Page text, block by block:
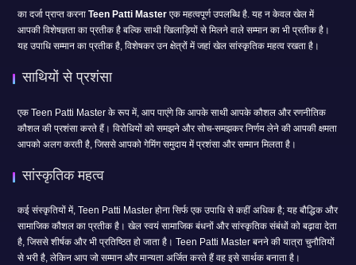
का दर्जा प्राप्त करनाTeen Patti Master एक महत्वपूर्ण उपलब्धि है. यह न केवल खेल में
आपकी विशेषज्ञता का प्रतीक है बल्कि साथी खिलाड़ियों से मिलने वाले सम्मान का भी प्रतीक है।
यह उपाधि सम्मान का प्रतीक है, विशेषकर उन क्षेत्रों में जहां खेल सांस्कृतिक महत्व रखता है।
साथियों से प्रशंसा
एक Teen Patti Master के रूप में, आप पाएंगे कि आपके साथी आपके कौशल और रणनीतिक
कौशल की प्रशंसा करते हैं। विरोधियों को समझने और सोच-समझकर निर्णय लेने की आपकी क्षमता
आपको अलग करती है, जिससे आपको गेमिंग समुदाय में प्रशंसा और सम्मान मिलता है।
सांस्कृतिक महत्व
कई संस्कृतियों में, Teen Patti Master होना सिर्फ एक उपाधि से कहीं अधिक है; यह बौद्धिक और
सामाजिक कौशल का प्रतीक है। खेल स्वयं सामाजिक बंधनों और सांस्कृतिक संबंधों को बढ़ावा देता
है, जिससे शीर्षक और भी प्रतिष्ठित हो जाता है। Teen Patti Master बनने की यात्रा चुनौतियों
से भरी है, लेकिन आप जो सम्मान और मान्यता अर्जित करते हैं वह इसे सार्थक बनाता है।